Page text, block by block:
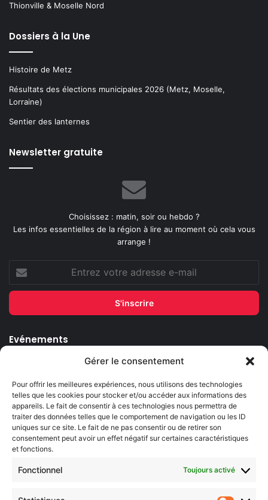
Gérer le consentement
Pour offrir les meilleures expériences, nous utilisons des technologies
telles que les cookies pour stocker et/ou accéder aux informations des
appareils. Le fait de consentir à ces technologies nous permettra de
traiter des données telles que le comportement de navigation ou les ID
uniques sur ce site. Le fait de ne pas consentir ou de retirer son
consentement peut avoir un effet négatif sur certaines caractéristiques
et fonctions.
Fonctionnel Toujours activé
Thionville & Moselle Nord
Dossiers à la Une
Histoire de Metz
Résultats des élections municipales 2026 (Metz, Moselle,
Lorraine)
Sentier des lanternes
Newsletter gratuite
Choisissez : matin, soir ou hebdo ?
Les infos essentielles de la région à lire au moment où cela vous
arrange !
votre
adresse
mail
Evénements
Festival Constellations Metz
Metz Plage